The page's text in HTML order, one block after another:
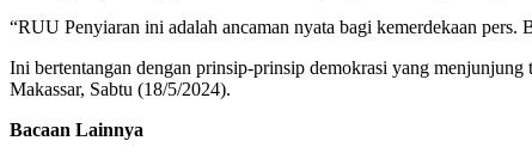
“RUU Penyiaran ini adalah ancaman nyata bagi kemerdekaan
Ini bertentangan dengan prinsip-prinsip demokrasi yang
Makassar, Sabtu (18/5/2024).
Bacaan Lainnya